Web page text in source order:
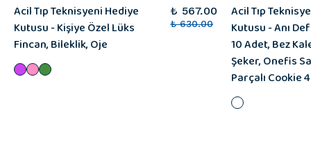
Acil Tıp Teknisyeni Hediye
Kutusu - Kişiye Özel Lüks
Fincan, Bileklik, Oje
₺ 567.00
₺ 630.00
Acil Tıp
Kutusu - Anı
10 Adet, Bez
Şeker, Onefis
Parçalı Cookie